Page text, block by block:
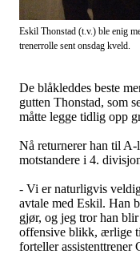
Eskil Thonstad (t.v.) ble enig
trenerrolle sent onsdag kveld.
De blåkleddes beste
gutten Thonstad, som
måtte legge tidlig opp
Nå returnerer han til A-
motstandere i 4.
- Vi er naturligvis
avtale med Eskil. Han
gjør, og jeg tror han
offensive blikk, ærlige
forteller assistenttrener